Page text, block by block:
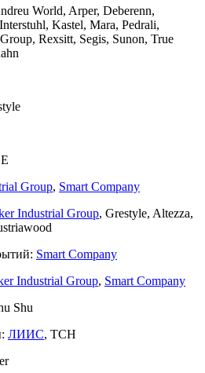
World, Arper, Deberenn,
Kastel, Mara, Pedrali,
Rexsitt, Segis, Sunon, True
Group, Smart Company
Industrial Group, Grestyle, Altezza,
Smart Company
Industrial Group, Smart Company
Shu
ЛИИС, TCH